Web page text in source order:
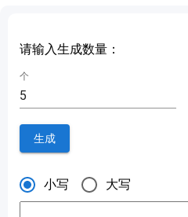
请输入生成数量：
个
生成
小写 大写